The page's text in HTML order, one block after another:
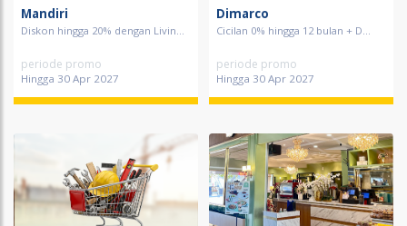
Mandiri
Diskon hingga 20% dengan Livin...
periode promo
Hingga 30 Apr 2027
Dimarco
Cicilan 0% hingga 12 bulan + D...
periode promo
Hingga 30 Apr 2027